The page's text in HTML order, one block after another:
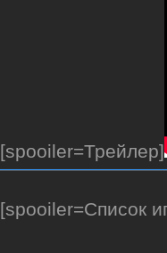
[spooiler=Трейлер]
[spooiler=Список